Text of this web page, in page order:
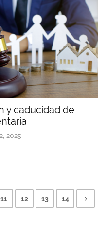
y caducidad de
2025
11 12 13 14